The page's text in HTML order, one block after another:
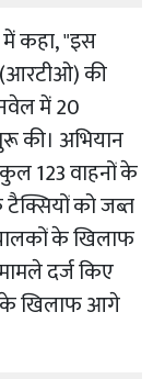
कहा, "इस
(आरटीओ) की
में 20
की। अभियान
123 वाहनों के
को जब्त
के खिलाफ
दर्ज किए
खिलाफ आगे